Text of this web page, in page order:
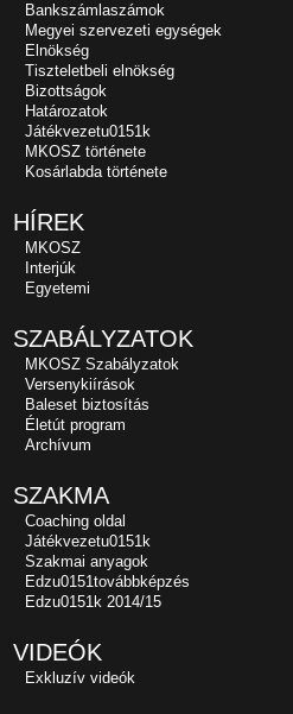
Bankszámlaszámok
Megyei szervezeti egységek
Elnökség
Tiszteletbeli elnökség
Bizottságok
Határozatok
Játékvezetu0151k
MKOSZ története
Kosárlabda története
HÍREK
MKOSZ
Interjúk
Egyetemi
SZABÁLYZATOK
MKOSZ Szabályzatok
Versenykiírások
Baleset biztosítás
Életút program
Archívum
SZAKMA
Coaching oldal
Játékvezetu0151k
Szakmai anyagok
Edzu0151továbbképzés
Edzu0151k 2014/15
VIDEÓK
Exkluzív videók